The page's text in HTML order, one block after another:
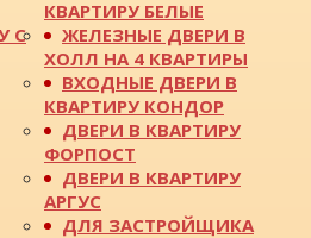
С
КВАРТИРУ БЕЛЫЕ
ЖЕЛЕЗНЫЕ ДВЕРИ В
ХОЛЛ НА 4 КВАРТИРЫ
ВХОДНЫЕ ДВЕРИ В
КВАРТИРУ КОНДОР
ДВЕРИ В КВАРТИРУ
ФОРПОСТ
ДВЕРИ В КВАРТИРУ
АРГУС
ДЛЯ ЗАСТРОЙЩИКА